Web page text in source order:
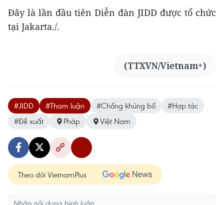
Đây là lần đầu tiên Diễn đàn JIDD được tổ chức
tại Jakarta./.
(TTXVN/Vietnam+)
#JIDD #Tham luận #Chống khủng bố
#Hợp tác
#Đề xuất
Pháp Việt Nam
Theo dõi VietnamPlus